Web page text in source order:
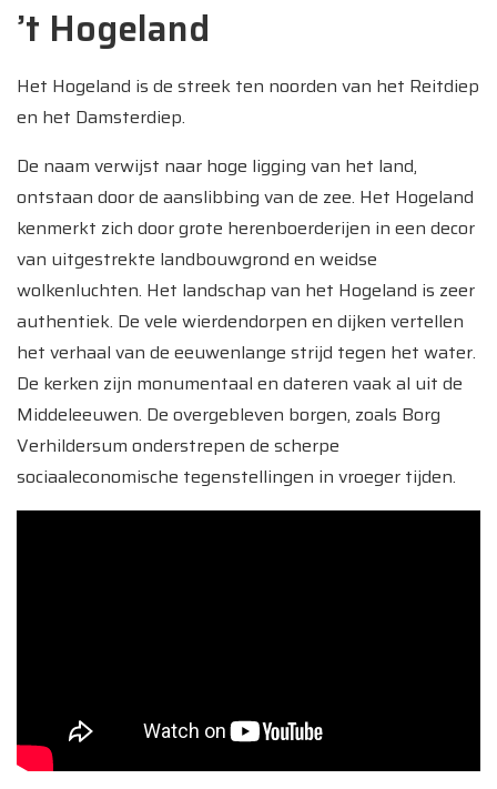
’t Hogeland
Het Hogeland is de streek ten noorden van het Reitdiep
en het Damsterdiep.
De naam verwijst naar hoge ligging van het land,
ontstaan door de aanslibbing van de zee. Het Hogeland
kenmerkt zich door grote herenboerderijen in een decor
van uitgestrekte landbouwgrond en weidse
wolkenluchten. Het landschap van het Hogeland is zeer
authentiek. De vele wierdendorpen en dijken vertellen
het verhaal van de eeuwenlange strijd tegen het water.
De kerken zijn monumentaal en dateren vaak al uit de
Middeleeuwen. De overgebleven borgen, zoals Borg
Verhildersum onderstrepen de scherpe
sociaaleconomische tegenstellingen in vroeger tijden.